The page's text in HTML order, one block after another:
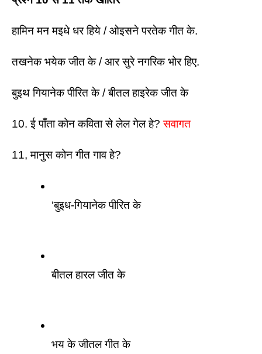
हामिन मन मइधे धर हिये / ओइसने परतेक गीत के.
तखनेक भयेक जीत के / आर सुरे नगरिक भोर हिए.
बुइथ गियानेक पीरित के / बीतल हाइरेक जीत के
10. ई पाँता कोन कविता से लेल गेल हे? सवागत
11, मानुस कोन गीत गाव हे?
‘बुइध-गियानेक पीरित के
बीतल हारल जीत के
भय के जीतल गीत के